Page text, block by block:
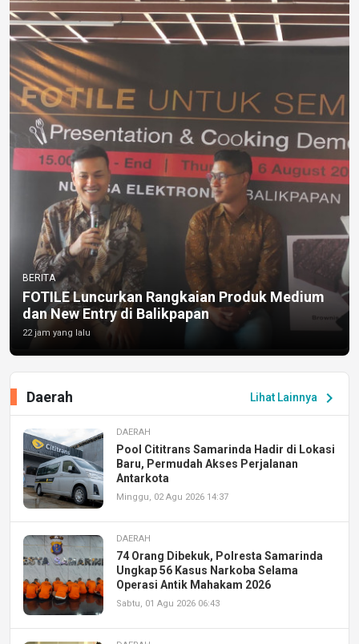
BERITA
FOTILE Luncurkan Rangkaian Produk Medium
dan New Entry di Balikpapan
22 jam yang lalu
Lihat Lainnya chevron_right
Daerah
DAERAH
Pool Cititrans Samarinda Hadir di Lokasi
Baru, Permudah Akses Perjalanan
Antarkota
Minggu, 02 Agu 2026 14:37
DAERAH
74 Orang Dibekuk, Polresta Samarinda
Ungkap 56 Kasus Narkoba Selama
Operasi Antik Mahakam 2026
Sabtu, 01 Agu 2026 06:43